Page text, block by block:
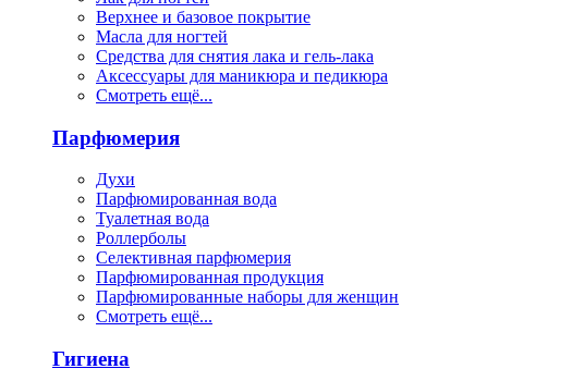
Верхнее и базовое покрытие
Масла для ногтей
Средства для снятия лака и гель-лака
Аксессуары для маникюра и педикюра
Смотреть ещё...
Парфюмерия
Духи
Парфюмированная вода
Туалетная вода
Роллерболы
Селективная парфюмерия
Парфюмированная продукция
Парфюмированные наборы для женщин
Смотреть ещё...
Гигиена